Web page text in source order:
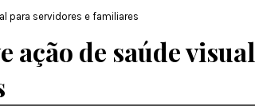
para servidores e familiares
de saúde visual